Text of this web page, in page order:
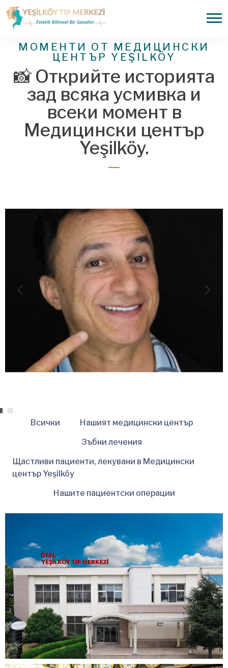
МОМЕНТИ ОТ МЕДИЦИНСКИ
ЦЕНТЪР YEŞILKÖY
📸 Открийте историята
зад всяка усмивка и
всеки момент в
Медицински център
Yeşilköy.
Всички
Нашият медицински център
Зъбни лечения
Щастливи пациенти, лекувани в Медицински
център Yeşilköy
Нашите пациентски операции